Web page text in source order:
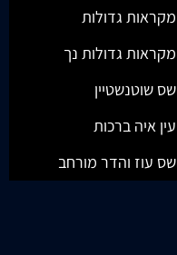
מקראות גדולות
מקראות גדולות נך
שס שוטנשטיין
עין איה ברכות
שס עוז והדר מורחב